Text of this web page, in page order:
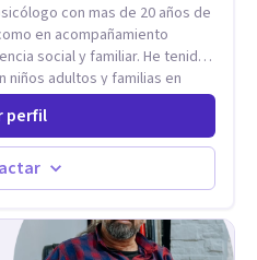
con mas de 20 años de
en acompañamiento
social y familiar. He tenido
niños adultos y familias en
dado un una variedad de
disposicion. En la
manera presencial y/o virtual,
cada sesión lo acordamos en
perfil